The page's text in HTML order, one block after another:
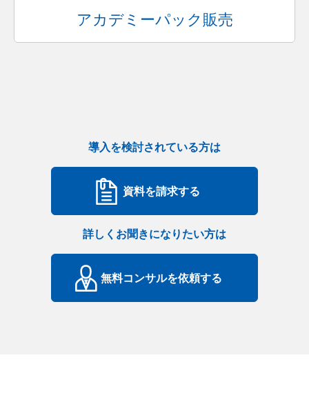
アカデミーパック販売
導入を検討されている方は
資料を請求する
詳しくお聞きになりたい方は
無料コンサルを依頼する